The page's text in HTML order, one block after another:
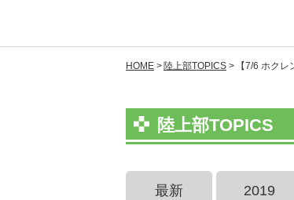
HOME 陸上部TOPICS 【7/6 ホク
陸上部TOPICS
最新 2019